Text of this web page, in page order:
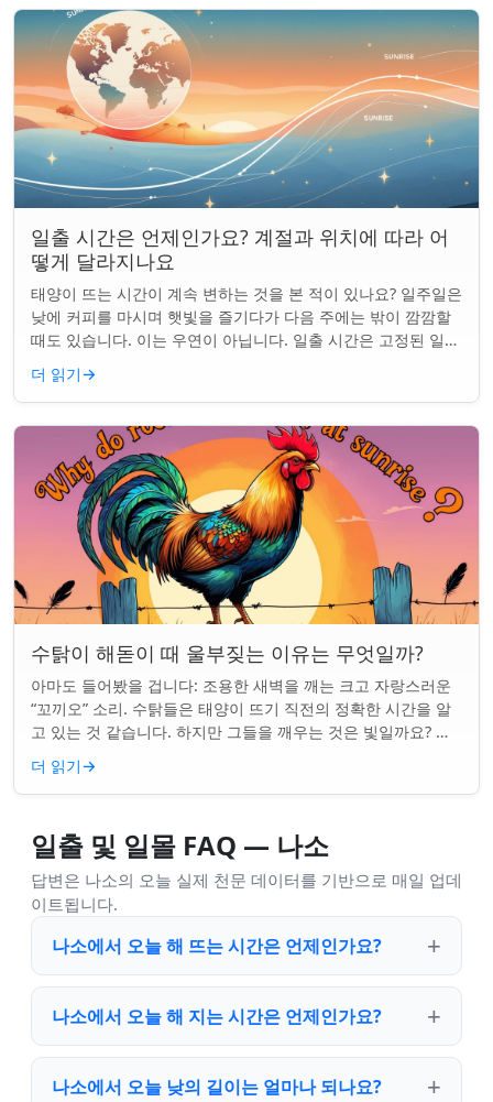
일출 시간은 언제인가요? 계절과 위치에 따라 어
떻게 달라지나요
태양이 뜨는 시간이 계속 변하는 것을 본 적이 있나요? 일주일은
낮에 커피를 마시며 햇빛을 즐기다가 다음 주에는 밖이 깜깜할
때도 있습니다. 이는 우연이 아닙니다. 일출 시간은 고정된 일정
이 아니며 계절과 지구상의 ...
더 읽기→
수탉이 해돋이 때 울부짖는 이유는 무엇일까?
아마도 들어봤을 겁니다: 조용한 새벽을 깨는 크고 자랑스러운
“꼬끼오” 소리. 수탉들은 태양이 뜨기 직전의 정확한 시간을 알
고 있는 것 같습니다. 하지만 그들을 깨우는 것은 빛일까요? 아
니면 더 깊은 무언가일까요? ...
더 읽기→
일출 및 일몰 FAQ — 나소
답변은 나소의 오늘 실제 천문 데이터를 기반으로 매일 업데
이트됩니다.
나소에서 오늘 해 뜨는 시간은 언제인가요?
나소에서 오늘 해 지는 시간은 언제인가요?
나소에서 오늘 낮의 길이는 얼마나 되나요?